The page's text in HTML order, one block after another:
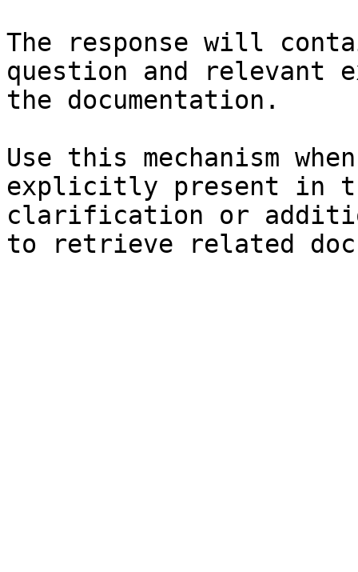
The response will
question and relevant
the documentation.
Use this mechanism
explicitly present in
clarification or